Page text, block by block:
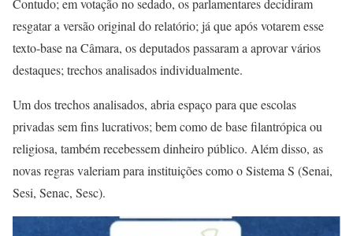
Contudo; em votação no sedado, os parlamentares decidiram
resgatar a versão original do relatório; já que após votarem esse
texto-base na Câmara, os deputados passaram a aprovar vários
destaques; trechos analisados individualmente.
Um dos trechos analisados, abria espaço para que escolas
privadas sem fins lucrativos; bem como de base filantrópica ou
religiosa, também recebessem dinheiro público. Além disso, as
novas regras valeriam para instituições como o Sistema S (Senai,
Sesi, Senac, Sesc).